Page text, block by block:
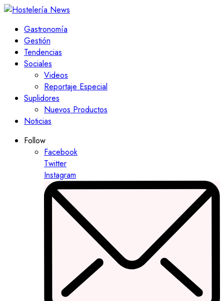
Gastronomía
Gestión
Tendencias
Sociales
Videos
Reportaje Especial
Suplidores
Nuevos Productos
Noticias
Follow
Facebook
Twitter
Instagram